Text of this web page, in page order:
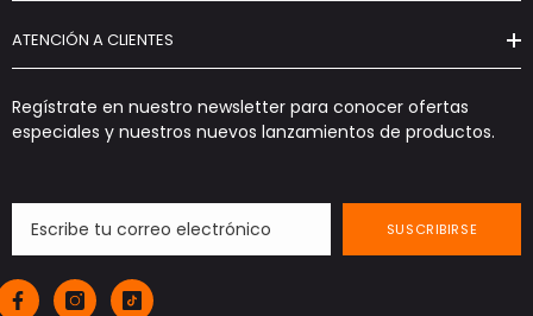
ATENCIÓN A CLIENTES
Regístrate en nuestro newsletter para conocer ofertas
especiales y nuestros nuevos lanzamientos de productos.
SUSCRIBIRSE